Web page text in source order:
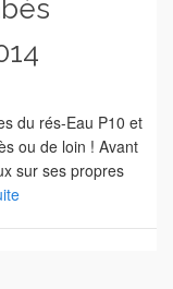
du rés-Eau P10 et
ou de loin ! Avant
sur ses propres